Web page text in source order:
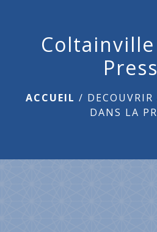
ACCUEIL / DECOUVRIR
DANS LA